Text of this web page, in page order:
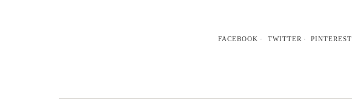
FACEBOOK TWITTER PINTEREST